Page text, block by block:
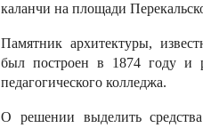
каланчи на площади
Памятник архитектуры,
был построен в 1874 году и
педагогического колледжа.
О решении выделить